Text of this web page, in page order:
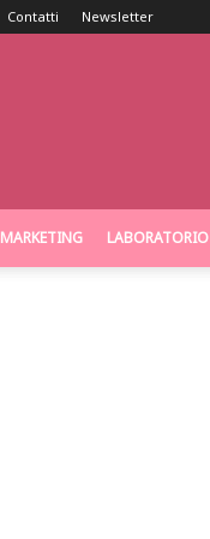
Contatti Newsletter
MARKETING LABORATORIO